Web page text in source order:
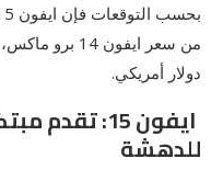
دولار أمريكي.
ايفون 15:
للدهشة